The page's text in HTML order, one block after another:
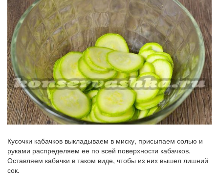
Кусочки кабачков выкладываем в миску, присыпаем солью и
руками распределяем ее по всей поверхности кабачков.
Оставляем кабачки в таком виде, чтобы из них вышел лишний
сок.